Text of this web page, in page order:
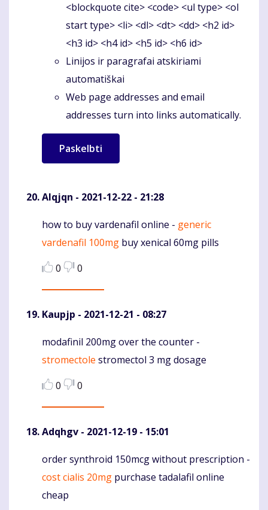
<blockquote cite> <code> <ul type> <ol
start type> <li> <dl> <dt> <dd> <h2 id>
<h3 id> <h4 id> <h5 id> <h6 id>
Linijos ir paragrafai atskiriami
automatiškai
Web page addresses and email
addresses turn into links automatically.
Alqjqn - 2021-12-22 - 21:28
Komentaras
how to buy vardenafil online - generic
vardenafil 100mg buy xenical 60mg pills
0
0
Kaupjp - 2021-12-21 - 08:27
Komentaras
modafinil 200mg over the counter -
stromectole stromectol 3 mg dosage
0
0
Adqhgv - 2021-12-19 - 15:01
Komentaras
order synthroid 150mcg without prescription -
cost cialis 20mg purchase tadalafil online
cheap